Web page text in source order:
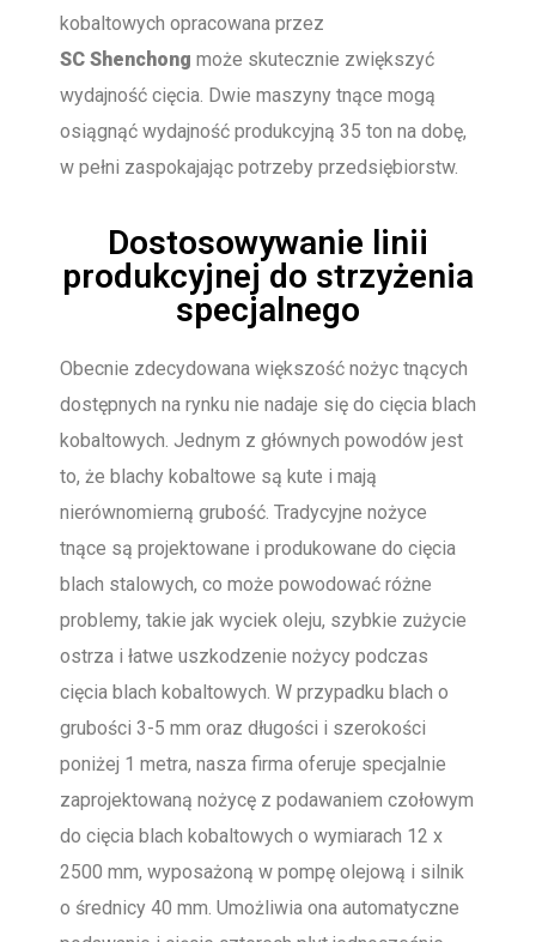
kobaltowych opracowana przez
SC Shenchong może skutecznie zwiększyć
wydajność cięcia. Dwie maszyny tnące mogą
osiągnąć wydajność produkcyjną 35 ton na dobę,
w pełni zaspokajając potrzeby przedsiębiorstw.
Dostosowywanie linii
produkcyjnej do strzyżenia
specjalnego
Obecnie zdecydowana większość nożyc tnących
dostępnych na rynku nie nadaje się do cięcia blach
kobaltowych. Jednym z głównych powodów jest
to, że blachy kobaltowe są kute i mają
nierównomierną grubość. Tradycyjne nożyce
tnące są projektowane i produkowane do cięcia
blach stalowych, co może powodować różne
problemy, takie jak wyciek oleju, szybkie zużycie
ostrza i łatwe uszkodzenie nożycy podczas
cięcia blach kobaltowych. W przypadku blach o
grubości 3-5 mm oraz długości i szerokości
poniżej 1 metra, nasza firma oferuje specjalnie
zaprojektowaną nożycę z podawaniem czołowym
do cięcia blach kobaltowych o wymiarach 12 x
2500 mm, wyposażoną w pompę olejową i silnik
o średnicy 40 mm. Umożliwia ona automatyczne